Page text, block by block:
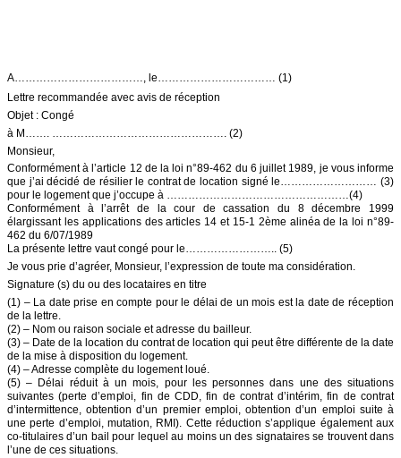
A………………………………, le…………………………… (1)
Lettre recommandée avec avis de réception
Objet : Congé
à M……. …………………………………………. (2)
Monsieur,
Conformément à l’article 12 de la loi n°89-462 du 6 juillet 1989, je vous informe
que j’ai décidé de résilier le contrat de location signé le……………………… (3)
pour le logement que j’occupe à ……………………………………………(4)
Conformément à l’arrêt de la cour de cassation du 8 décembre 1999
élargissant les applications des articles 14 et 15-1 2ème alinéa de la loi n°89-
462 du 6/07/1989
La présente lettre vaut congé pour le…………………….. (5)
Je vous prie d’agréer, Monsieur, l’expression de toute ma considération.
Signature (s) du ou des locataires en titre
(1) – La date prise en compte pour le délai de un mois est la date de réception
de la lettre.
(2) – Nom ou raison sociale et adresse du bailleur.
(3) – Date de la location du contrat de location qui peut être différente de la date
de la mise à disposition du logement.
(4) – Adresse complète du logement loué.
(5) – Délai réduit à un mois, pour les personnes dans une des situations
suivantes (perte d’emploi, fin de CDD, fin de contrat d’intérim, fin de contrat
d’intermittence, obtention d’un premier emploi, obtention d’un emploi suite à
une perte d’emploi, mutation, RMI). Cette réduction s’applique également aux
co-titulaires d’un bail pour lequel au moins un des signataires se trouvent dans
l’une de ces situations.